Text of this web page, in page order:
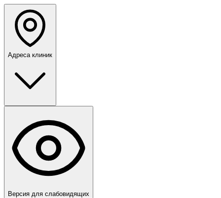
Адреса клиник
Версия для слабовидящих